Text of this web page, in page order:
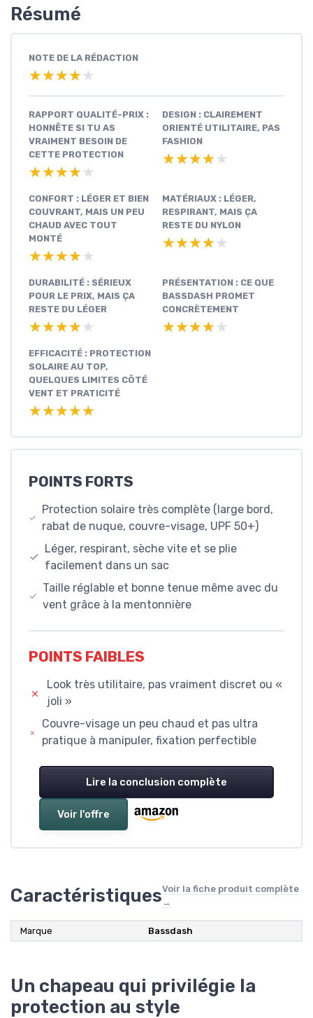
Résumé
NOTE DE LA RÉDACTION
★★★★★
★★★★★
RAPPORT QUALITÉ-PRIX :
HONNÊTE SI TU AS
VRAIMENT BESOIN DE
CETTE PROTECTION
★★★★★
★★★★★
DESIGN : CLAIREMENT
ORIENTÉ UTILITAIRE, PAS
FASHION
★★★★★
★★★★★
CONFORT : LÉGER ET BIEN
COUVRANT, MAIS UN PEU
CHAUD AVEC TOUT
MONTÉ
★★★★★
★★★★★
MATÉRIAUX : LÉGER,
RESPIRANT, MAIS ÇA
RESTE DU NYLON
★★★★★
★★★★★
DURABILITÉ : SÉRIEUX
POUR LE PRIX, MAIS ÇA
RESTE DU LÉGER
★★★★★
★★★★★
PRÉSENTATION : CE QUE
BASSDASH PROMET
CONCRÈTEMENT
★★★★★
★★★★★
EFFICACITÉ : PROTECTION
SOLAIRE AU TOP,
QUELQUES LIMITES CÔTÉ
VENT ET PRATICITÉ
★★★★★
★★★★★
POINTS FORTS
Protection solaire très complète (large bord,
rabat de nuque, couvre-visage, UPF 50+)
Léger, respirant, sèche vite et se plie
facilement dans un sac
Taille réglable et bonne tenue même avec du
vent grâce à la mentonnière
POINTS FAIBLES
Look très utilitaire, pas vraiment discret ou «
joli »
Couvre-visage un peu chaud et pas ultra
pratique à manipuler, fixation perfectible
Lire la conclusion complète
Voir l'offre
CaractéristiquesVoir la fiche produit complète
→
Marque Bassdash
Un chapeau qui privilégie la
protection au style